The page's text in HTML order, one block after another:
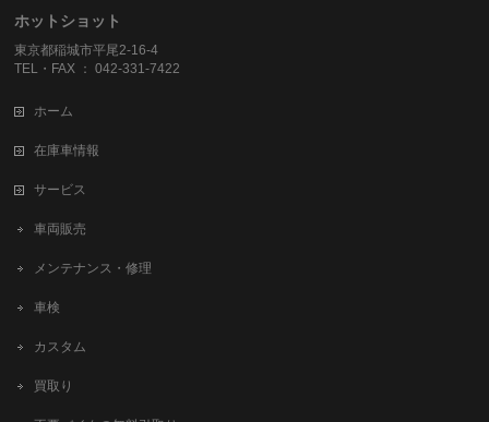
ホットショット
東京都稲城市平尾2-16-4
TEL・FAX ： 042-331-7422
ホーム
在庫車情報
サービス
車両販売
メンテナンス・修理
車検
カスタム
買取り